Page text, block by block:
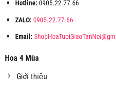
Hotline: 0905.22.77.66
ZALO: 0905.22.77.66
Email:
Hoa 4 Mùa
Giới thiệu